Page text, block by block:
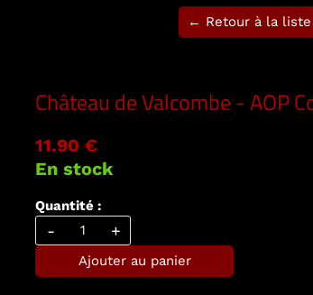
← Retour à la liste
Château de Valcombe - AOP
11.90 €
En stock
Quantité :
- +
Ajouter au panier